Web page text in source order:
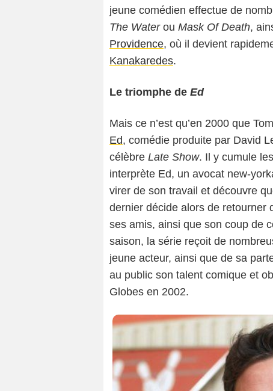
jeune comédien effectue de
The Waterou Mask Of Death,
Providence, où il devient
Kanakaredes.
Le triomphe de Ed
Mais ce n’est qu’en 2000 que
Ed, comédie produite par David
célèbre Late Show. Il y cumule
interprète Ed, un avocat new-
virer de son travail et découvre
dernier décide alors de retourner
ses amis, ainsi que son coup de
saison, la série reçoit de
jeune acteur, ainsi que de sa
au public son talent comique et
Globes en 2002.